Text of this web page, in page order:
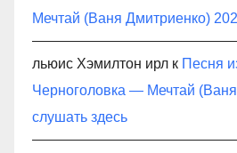
Мечтай (Ваня Дмитриенко)
льюис Хэмилтон ирл к Песня
Черноголовка — Мечтай
слушать здесь